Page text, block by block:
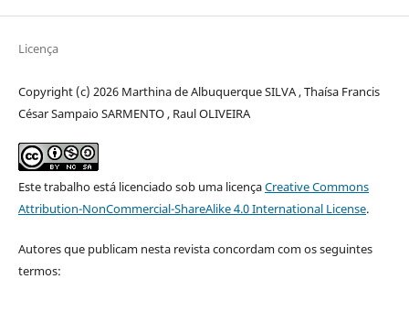
Licença
Copyright (c) 2026 Marthina de Albuquerque SILVA , Thaísa Francis
César Sampaio SARMENTO , Raul OLIVEIRA
Este trabalho está licenciado sob uma licençaCreative Commons
Attribution-NonCommercial-ShareAlike 4.0 International License.
Autores que publicam nesta revista concordam com os seguintes
termos: